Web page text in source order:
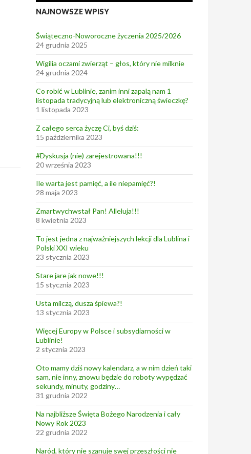
NAJNOWSZE WPISY
Świąteczno-Noworoczne życzenia 2025/2026
24 grudnia 2025
Wigilia oczami zwierząt – głos, który nie milknie
24 grudnia 2024
Co robić w Lublinie, zanim inni zapalą nam 1
listopada tradycyjną lub elektroniczną świeczkę?
1 listopada 2023
Z całego serca życzę Ci, byś dziś:
15 października 2023
#Dyskusja (nie) zarejestrowana!!!
20 września 2023
Ile warta jest pamięć, a ile niepamięć?!
28 maja 2023
Zmartwychwstał Pan! Alleluja!!!
8 kwietnia 2023
To jest jedna z najważniejszych lekcji dla Lublina i
Polski XXI wieku
23 stycznia 2023
Stare jare jak nowe!!!
15 stycznia 2023
Usta milczą, dusza śpiewa?!
13 stycznia 2023
Więcej Europy w Polsce i subsydiarności w
Lublinie!
2 stycznia 2023
Oto mamy dziś nowy kalendarz, a w nim dzień taki
sam, nie inny, znowu będzie do roboty wypędzać
sekundy, minuty, godziny…
31 grudnia 2022
Na najbliższe Święta Bożego Narodzenia i cały
Nowy Rok 2023
22 grudnia 2022
Naród, który nie szanuje swej przeszłości nie